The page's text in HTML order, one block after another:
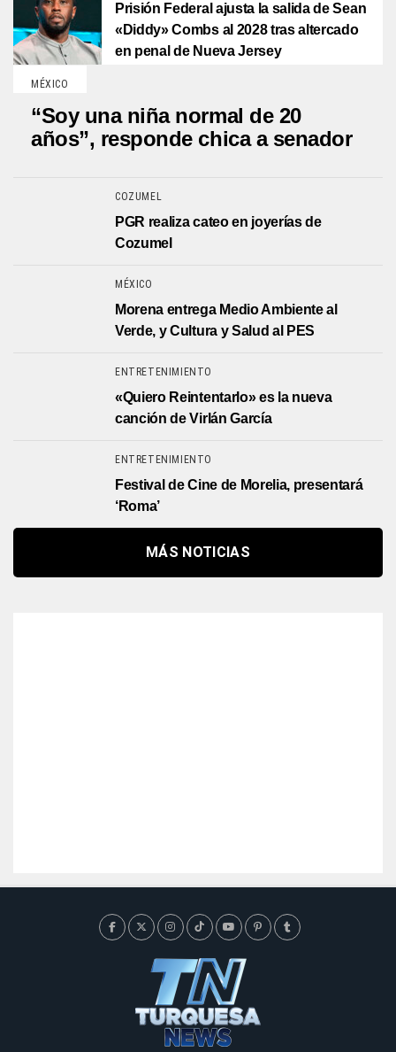
Prisión Federal ajusta la salida de Sean
«Diddy» Combs al 2028 tras altercado
en penal de Nueva Jersey
MÉXICO
“Soy una niña normal de 20
años”, responde chica a senador
COZUMEL
PGR realiza cateo en joyerías de
Cozumel
MÉXICO
Morena entrega Medio Ambiente al
Verde, y Cultura y Salud al PES
ENTRETENIMIENTO
«Quiero Reintentarlo» es la nueva
canción de Virlán García
ENTRETENIMIENTO
Festival de Cine de Morelia, presentará
‘Roma’
MÁS NOTICIAS